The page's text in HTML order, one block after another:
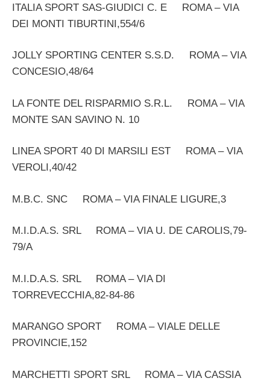
ITALIA SPORT SAS-GIUDICI C. E ROMA – VIA
DEI MONTI TIBURTINI,554/6
JOLLY SPORTING CENTER S.S.D. ROMA – VIA
CONCESIO,48/64
LA FONTE DEL RISPARMIO S.R.L. ROMA – VIA
MONTE SAN SAVINO N. 10
LINEA SPORT 40 DI MARSILI EST ROMA – VIA
VEROLI,40/42
M.B.C. SNC ROMA – VIA FINALE LIGURE,3
M.I.D.A.S. SRL ROMA – VIA U. DE CAROLIS,79-
79/A
M.I.D.A.S. SRL ROMA – VIA DI
TORREVECCHIA,82-84-86
MARANGO SPORT ROMA – VIALE DELLE
PROVINCIE,152
MARCHETTI SPORT SRL ROMA – VIA CASSIA